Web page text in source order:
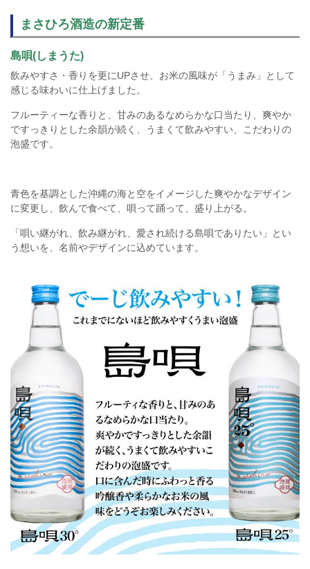
まさひろ酒造の新定番
島唄(しまうた)
飲みやすさ・香りを更にUPさせ、お米の風味が「うまみ」として
感じる味わいに仕上げました。
フルーティーな香りと、甘みのあるなめらかな口当たり、爽やか
ですっきりとした余韻が続く、うまくて飲みやすい、こだわりの
泡盛です。
青色を基調とした沖縄の海と空をイメージした爽やかなデザイン
に変更し、飲んで食べて、唄って踊って、盛り上がる。
「唄い継がれ、飲み継がれ、愛され続ける島唄でありたい」とい
う想いを、名前やデザインに込めています。